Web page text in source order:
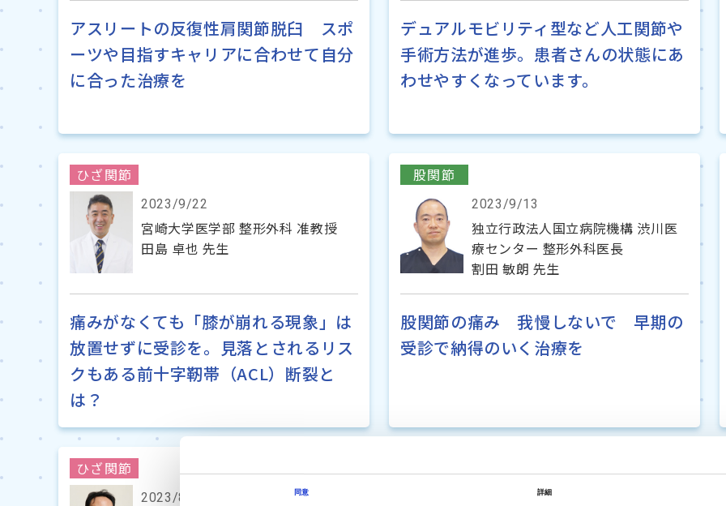
同意 詳細
アスリートの反復性肩関節脱臼 スポ
ーツや目指すキャリアに合わせて自分
に合った治療を
デュアルモビリティ型など人工関節や
手術方法が進歩。患者さんの状態にあ
わせやすくなっています。
ひざ関節
2023/9/22
宮崎大学医学部 整形外科 准教授
田島 卓也 先生
痛みがなくても「膝が崩れる現象」は
放置せずに受診を。見落とされるリス
クもある前十字靭帯（ACL）断裂と
は？
股関節
2023/9/13
独立行政法人国立病院機構 渋川医
療センター 整形外科医長
割田 敏朗 先生
股関節の痛み 我慢しないで 早期の
受診で納得のいく治療を
ひざ関節
2023/8/18